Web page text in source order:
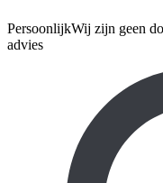
PersoonlijkWij zijn geen
advies